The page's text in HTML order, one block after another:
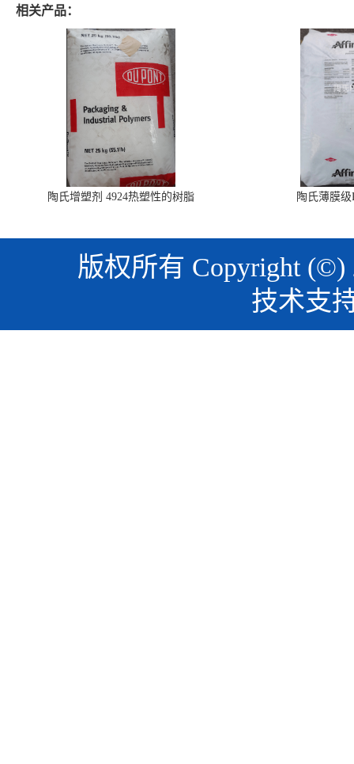
相关产品：
陶氏增塑剂 4924热塑性的树脂 陶氏薄膜级
版权所有 Copyright
技术支